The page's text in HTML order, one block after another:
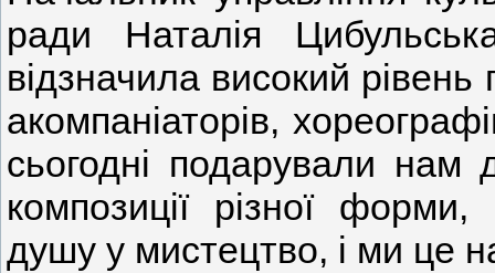
ради Наталія
відзначила високий рівень
акомпаніаторів,
сьогодні подарували нам
композиції різної
душу у мистецтво, і ми це